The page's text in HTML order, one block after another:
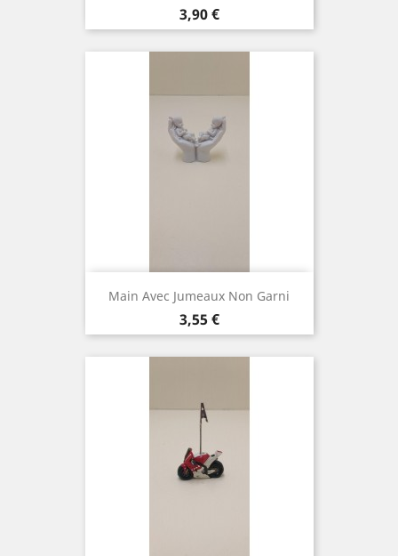
Prix
3,90 €
Main Avec Jumeaux Non Garni
Prix
3,55 €